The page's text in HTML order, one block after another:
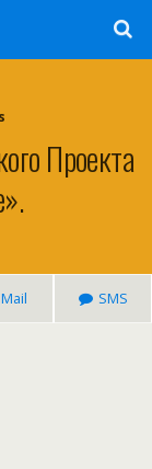
Проекта
Mail SMS